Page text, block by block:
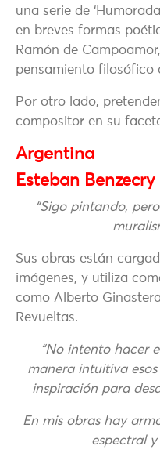
una serie de
en breves formas
Ramón de
pensamiento filosófico
Por otro lado,
compositor en su
Argentina
Esteban Benzecry
“Sigo pintando,
Sus obras están
imágenes, y utiliza
como Alberto
Revueltas.
“No intento hacer
manera intuitiva
inspiración para
En mis obras hay
espectral y